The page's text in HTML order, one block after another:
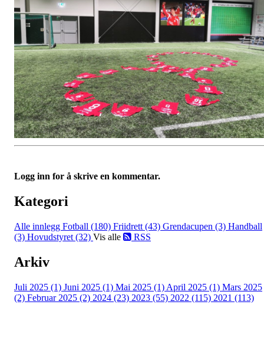
Logg inn for å skrive en kommentar.
Kategori
Alle innlegg Fotball (180) Friidrett (43) Grendacupen (3) Handball
(3) Hovudstyret (32) Vis alle RSS
Arkiv
Juli 2025 (1) Juni 2025 (1) Mai 2025 (1) April 2025 (1) Mars 2025
(2) Februar 2025 (2) 2024 (23) 2023 (55) 2022 (115) 2021 (113)